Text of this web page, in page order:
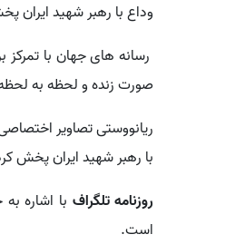
وداع با رهبر شهید ایران
رسانه های جهان با
صورت زنده و لحظه به
ریانووستی تصاویر
با رهبر شهید ایران پخش
روزنامه تلگراف با اشاره
است.